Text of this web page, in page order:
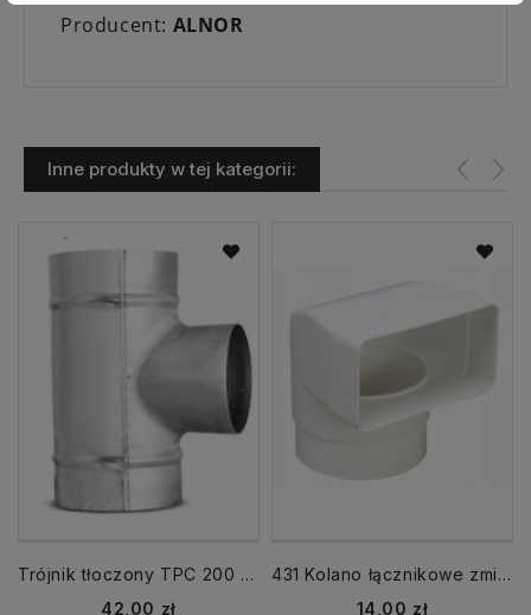
Producent: ALNOR
Inne produkty w tej kategorii:
Trójnik tłoczony TPC 200 - 200
Cena
42,00 zł
431 Kolano łącznikowe zmienne z przedłużeniem fi 100 mm 120x60
Cena
14,00 zł